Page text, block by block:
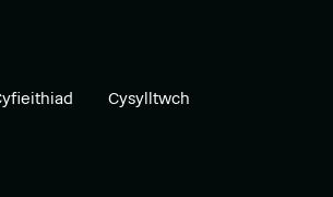
Cysylltwch